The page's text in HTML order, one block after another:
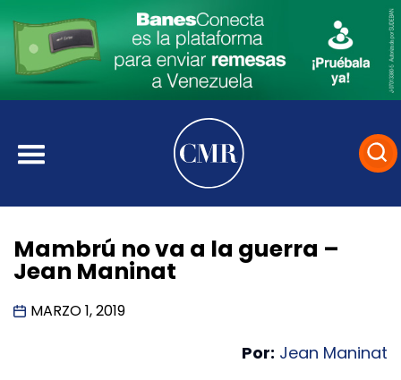
Mambrú no va a la guerra –
Jean Maninat
MARZO 1, 2019
Por: Jean Maninat